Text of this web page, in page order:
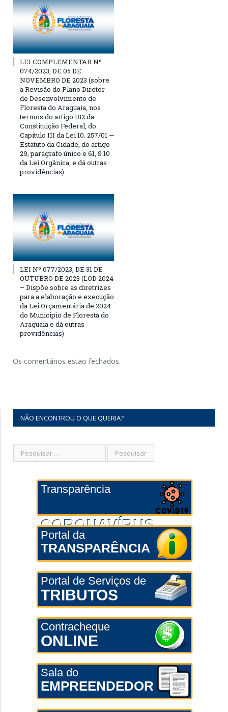
LEI COMPLEMENTAR Nº
074/2023, DE 05 DE
NOVEMBRO DE 2023 (sobre
a Revisão do Plano Diretor
de Desenvolvimento de
Floresta do Araguaia, nos
termos do artigo 182 da
Constituição Federal, do
Capitulo III da Lei 10. 257/01 —
Estatuto da Cidade, do artigo
29, parágrafo único e 61, S 10
da Lei Orgânica, e dá outras
providências)
LEI Nº 677/2023, DE 31 DE
OUTUBRO DE 2023 (LOD 2024
– Dispõe sobre as diretrizes
para a elaboração e execução
da Lei Orçamentária de 2024
do Municipio de Floresta do
Araguaia e dá outras
providências)
Os comentários estão fechados.
NÃO ENCONTROU O QUE QUERIA?
Transparência
CORONAVÍRUS
Portal da
TRANSPARÊNCIA
Portal de Serviços de
TRIBUTOS
Contracheque
ONLINE
Sala do
EMPREENDEDOR